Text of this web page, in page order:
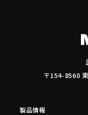
〒154-8560
製品情報